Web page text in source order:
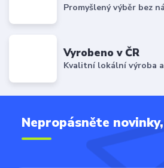
Promyšlený výběr bez
Vyrobeno v ČR
Kvalitní lokální výroba
Nepropásněte